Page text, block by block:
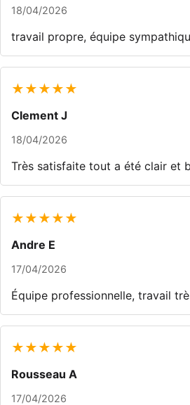
18/04/2026
travail propre, équipe
★★★★★
Clement J
18/04/2026
Très satisfaite tout a été clair et
★★★★★
Andre E
17/04/2026
Équipe professionnelle, travail
★★★★★
Rousseau A
17/04/2026